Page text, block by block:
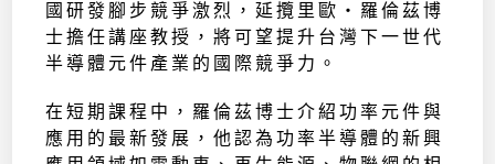
國研發腳步競爭激烈，延攬里歐‧羅倫茲博
士擔任講座教授，將可望提升台灣下一世代
半導體元件產業的國際競爭力。
在短期課程中，羅倫茲博士介紹功率元件與
應用的最新發展，他認為功率半導體的新興